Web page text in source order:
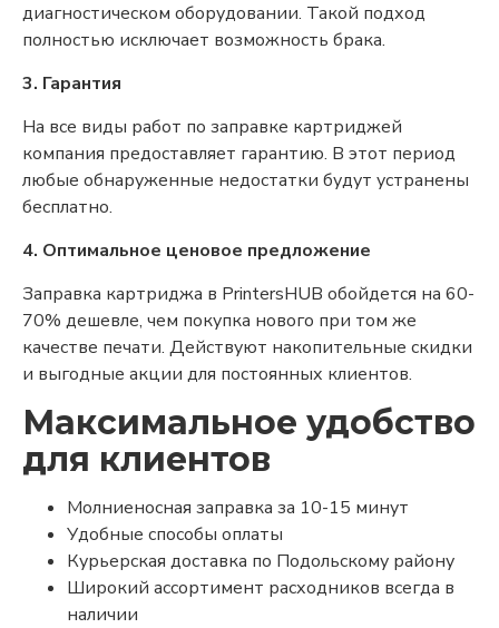
диагностическом оборудовании. Такой подход
полностью исключает возможность брака.
3. Гарантия
На все виды работ по заправке картриджей
компания предоставляет гарантию. В этот период
любые обнаруженные недостатки будут устранены
бесплатно.
4. Оптимальное ценовое предложение
Заправка картриджа в PrintersHUB обойдется на 60-
70% дешевле, чем покупка нового при том же
качестве печати. Действуют накопительные скидки
и выгодные акции для постоянных клиентов.
Максимальное удобство
для клиентов
Молниеносная заправка за 10-15 минут
Удобные способы оплаты
Курьерская доставка по Подольскому району
Широкий ассортимент расходников всегда в
наличии